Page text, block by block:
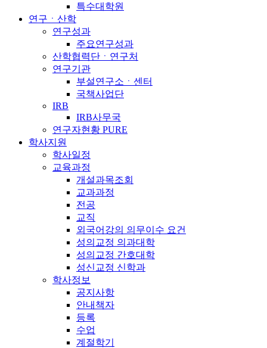
특수대학원
연구ㆍ산학
연구성과
주요연구성과
산학협력단ㆍ연구처
연구기관
부설연구소ㆍ센터
국책사업단
IRB
IRB사무국
연구자현황 PURE
학사지원
학사일정
교육과정
개설과목조회
교과과정
전공
교직
외국어강의 의무이수 요건
성의교정 의과대학
성의교정 간호대학
성신교정 신학과
학사정보
공지사항
안내책자
등록
수업
계절학기